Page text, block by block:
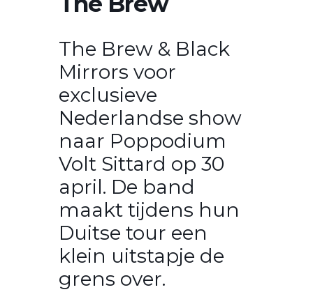
The Brew & Black
Mirrors voor
exclusieve
Nederlandse show
naar Poppodium
Volt Sittard op 30
april. De band
maakt tijdens hun
Duitse tour een
klein uitstapje de
grens over.